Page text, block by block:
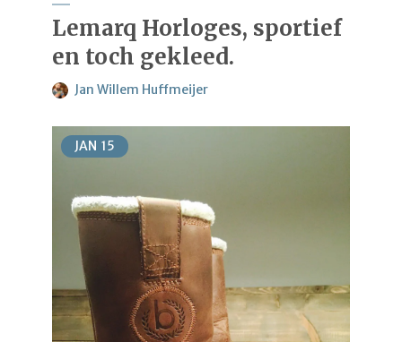
Lemarq Horloges, sportief
en toch gekleed.
Jan Willem Huffmeijer
JAN 15